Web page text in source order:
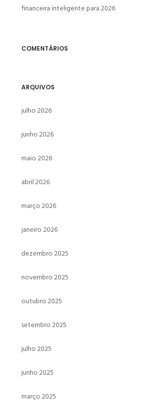
financeira inteligente para 2026
COMENTÁRIOS
ARQUIVOS
julho 2026
junho 2026
maio 2026
abril 2026
março 2026
janeiro 2026
dezembro 2025
novembro 2025
outubro 2025
setembro 2025
julho 2025
junho 2025
março 2025